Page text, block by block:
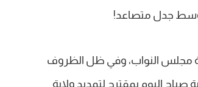
مجلس النواب، وفي ظل الظروف
صباح اليوم بمقترح لتمديد ولاية